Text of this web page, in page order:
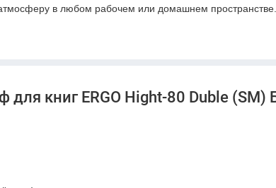
в любом рабочем или домашнем пространстве.
для книг ERGO Hight-80 Duble